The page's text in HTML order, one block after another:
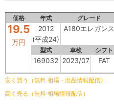
価格 年式 グレード
19.5
万円
2012
(平成24)
A180エレガンス
型式 車検 シフト
169032 2023/07 FAT
安く買う（無料 相場・出品情報配信）
高く売る（無料 相場情報配信）